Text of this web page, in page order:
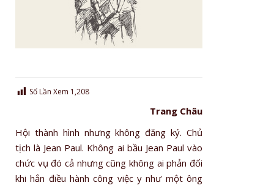
Số Lần Xem 1,208
Trang Châu
Hội thành hình nhưng không đăng k‎ý. Chủ
tịch là Jean Paul. Không ai bầu Jean Paul vào
chức vụ đó cả nhưng cũng không ai phản đối
khi hắn điều hành công việc y như một ông